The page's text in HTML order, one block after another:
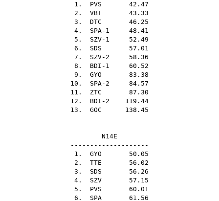
1. PVS 42.47
2. VBT 43.33
3. DTC 46.25
4. SPA-1 48.41
5. SZV-1 52.49
6. SDS 57.01
7. SZV-2 58.36
8. BDI-1 60.52
9. GYO 83.38
10. SPA-2 84.57
11. ZTC 87.30
12. BDI-2 119.44
13. GOC 138.45
N14E
--------------------
1. GYO 50.05
2. TTE 56.02
3. SDS 56.26
4. SZV 57.15
5. PVS 60.01
6. SPA 61.56